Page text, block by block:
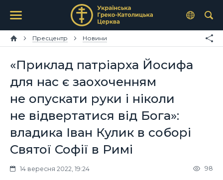
Пресцентр Новини
«Приклад патріарха Йосифа
для нас є заохоченням
не опускати руки і ніколи
не відвертатися від Бога»:
владика Іван Кулик в соборі
Святої Софії в Римі
14 вересня 2022, 19:24 98